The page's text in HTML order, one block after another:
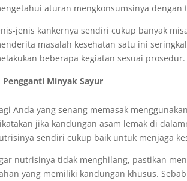
aturan mengkonsumsinya dengan
jenis kankernya sendiri cukup banyak
masalah kesehatan satu ini
beberapa kegiatan sesuai prosedur.
Pengganti Minyak Sayur
Anda yang senang memasak
jika kandungan asam lemak di
sendiri cukup baik untuk menjaga
nutrisinya tidak menghilang, pastikan
yang memiliki kandungan khusus.